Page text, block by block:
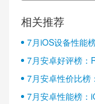
相关推荐
7月iOS设备性能
7月安卓好评榜：
半壁江山
7月安卓性价比榜
7月安卓性能榜：